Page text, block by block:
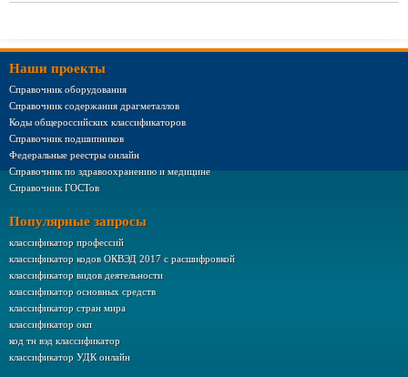
Наши проекты
Справочник оборудования
Справочник содержания драгметаллов
Коды общероссийских классификаторов
Справочник подшипников
Федеральные реестры онлайн
Справочник по здравоохранению и медицине
Справочник ГОСТов
Популярные запросы
классификатор профессий
классификатор кодов ОКВЭД 2017 с расшифровкой
классификатор видов деятельности
классификатор основных средств
классификатор стран мира
классификатор окп
код тн вэд классификатор
классификатор УДК онлайн